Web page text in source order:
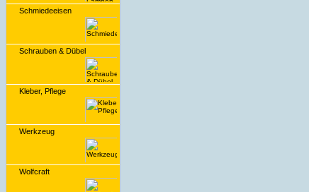
Schmiedeeisen
Schrauben & Dübel
Kleber, Pflege
Werkzeug
Wolfcraft